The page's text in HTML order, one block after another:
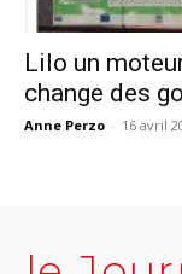
Lilo un
change des
Anne Perzo - 16 avril